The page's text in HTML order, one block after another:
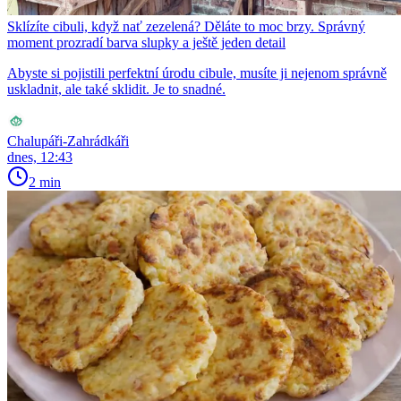
Sklízíte cibuli, když nať zezelená? Děláte to moc brzy. Správný
moment prozradí barva slupky a ještě jeden detail
Abyste si pojistili perfektní úrodu cibule, musíte ji nejenom správně
uskladnit, ale také sklidit. Je to snadné.
Chalupáři-Zahrádkáři
dnes, 12:43
2 min